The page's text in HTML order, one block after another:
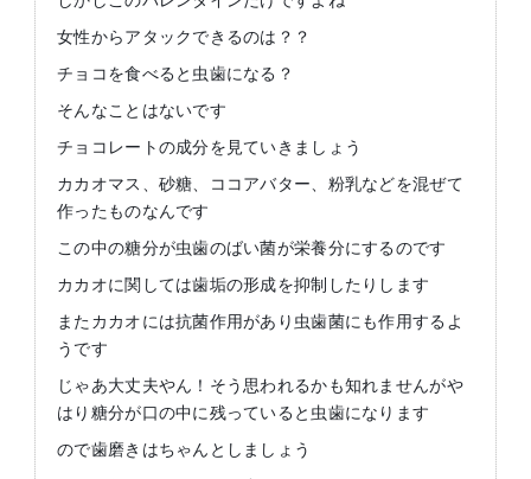
女性からアタックできるのは？？
チョコを食べると虫歯になる？
そんなことはないです
チョコレートの成分を見ていきましょう
カカオマス、砂糖、ココアバター、粉乳などを混ぜて
作ったものなんです
この中の糖分が虫歯のばい菌が栄養分にするのです
カカオに関しては歯垢の形成を抑制したりします
またカカオには抗菌作用があり虫歯菌にも作用するよ
うです
じゃあ大丈夫やん！そう思われるかも知れませんがや
はり糖分が口の中に残っていると虫歯になります
ので歯磨きはちゃんとしましょう